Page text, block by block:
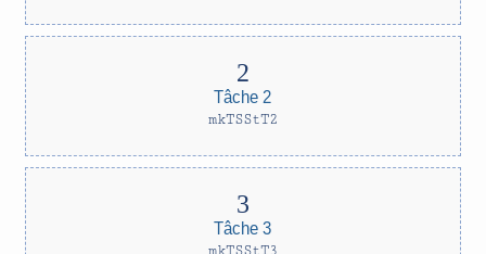
Tâche 2
mkTSStT2
Tâche 3